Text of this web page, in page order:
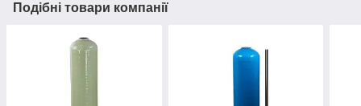
Подібні товари компанії